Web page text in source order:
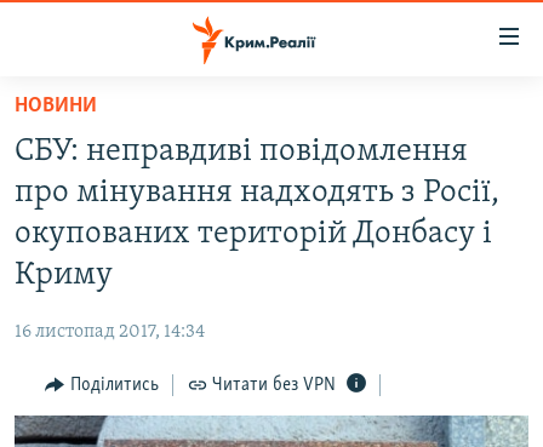
Перейти
основного
матеріалу
Перейти
до
основної
Перейти
пошуку
ВІДЕО ТА ФОТО
ПОЛІТИКА
ІНТЕРВ'Ю
ВСЕ ЗА ДЕНЬ
НОВИНИ
СБУ: неправдиві повідомлення
про мінування надходять з Росії,
окупованих територій Донбасу і
Криму
16 листопад 2017, 14:34
Поділитись Читати без VPN